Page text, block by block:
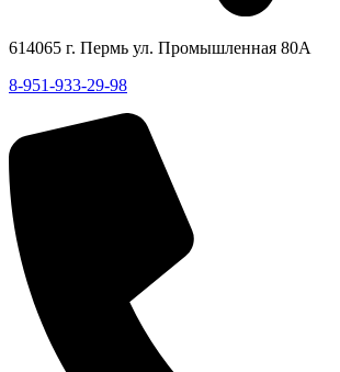
614065 г. Пермь ул. Промышленная 80А
8-951-933-29-98